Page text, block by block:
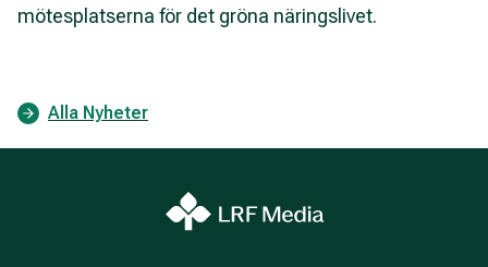
mötesplatserna för det gröna näringslivet.
Alla Nyheter